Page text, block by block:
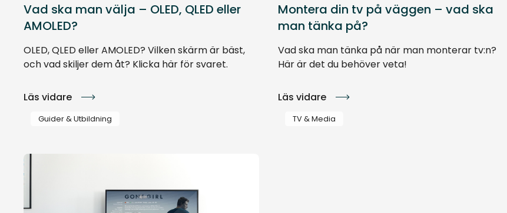
Vad ska man välja – OLED, QLED eller
AMOLED?
OLED, QLED eller AMOLED? Vilken skärm är bäst,
och vad skiljer dem åt? Klicka här för svaret.
Läs vidare
Guider & Utbildning
Montera din tv på väggen – vad ska
man tänka på?
Vad ska man tänka på när man monterar tv:n?
Här är det du behöver veta!
Läs vidare
TV & Media